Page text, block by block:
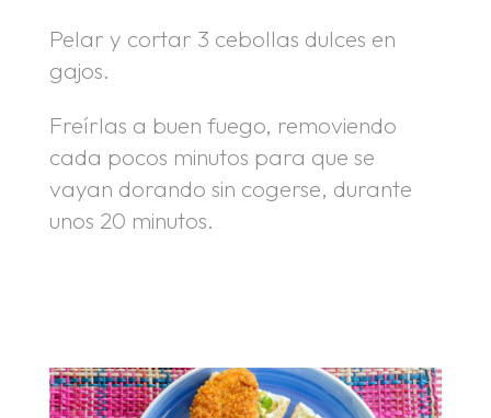
Pelar y cortar 3 cebollas dulces en
gajos.
Freírlas a buen fuego, removiendo
cada pocos minutos para que se
vayan dorando sin cogerse, durante
unos 20 minutos.